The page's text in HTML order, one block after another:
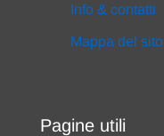
Info & contatti
Mappa del sito
Pagine utili